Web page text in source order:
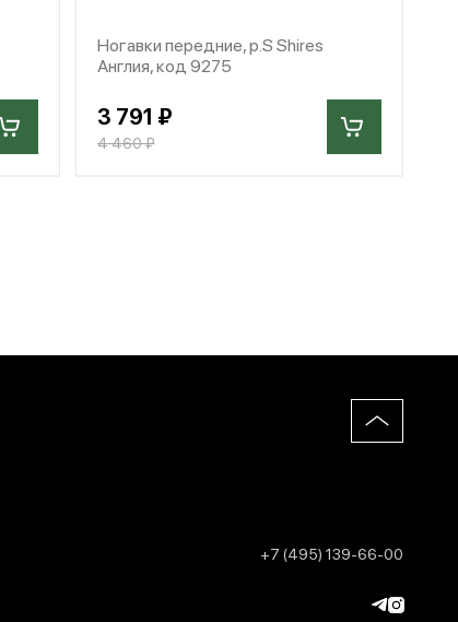
Ногавки передние, р.S Shires
Англия, код 9275
3 791 ₽
4 460 ₽
+7 (495) 139-66-00